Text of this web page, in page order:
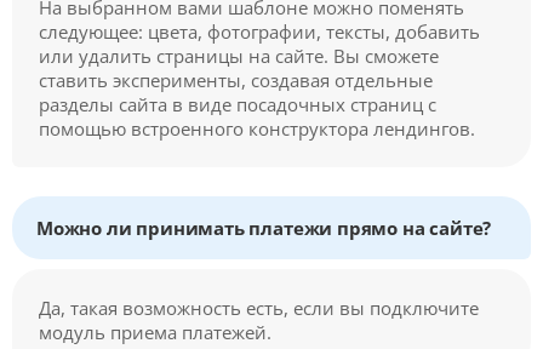
На выбранном вами шаблоне можно поменять
следующее: цвета, фотографии, тексты, добавить
или удалить страницы на сайте. Вы сможете
ставить эксперименты, создавая отдельные
разделы сайта в виде посадочных страниц с
помощью встроенного конструктора лендингов.
Можно ли принимать платежи прямо на сайте?
Да, такая возможность есть, если вы подключите
модуль приема платежей.